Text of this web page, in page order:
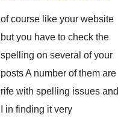
of course like your website
but you have to check the
spelling on several of your
posts A number of them are
rife with spelling issues and
I in finding it very